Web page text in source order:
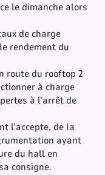
le dimanche alors
de charge
rendement du
route du rooftop 2
à charge
à l’arrêt de
l’accepte, de la
ayant
du hall en
consigne.